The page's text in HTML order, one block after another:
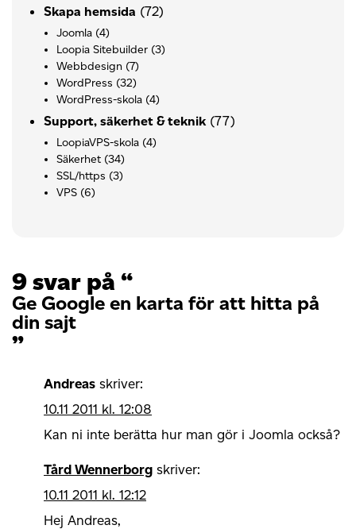
Skapa hemsida (72)
Joomla (4)
Loopia Sitebuilder (3)
Webbdesign (7)
WordPress (32)
WordPress-skola (4)
Support, säkerhet & teknik (77)
LoopiaVPS-skola (4)
Säkerhet (34)
SSL/https (3)
VPS (6)
9 svar på “
Ge Google en karta för att hitta på
din sajt
”
Andreas skriver:
10.11 2011 kl. 12:08
Kan ni inte berätta hur man gör i Joomla också?
Tård Wennerborg skriver:
10.11 2011 kl. 12:12
Hej Andreas,